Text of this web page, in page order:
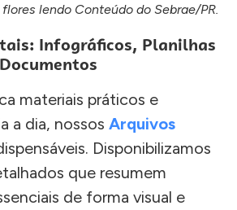
lendo Conteúdo do Sebrae/PR.
Infográficos, Planilhas
materiais práticos e
a dia, nossos Arquivos
Disponibilizamos
que resumem
de forma visual e